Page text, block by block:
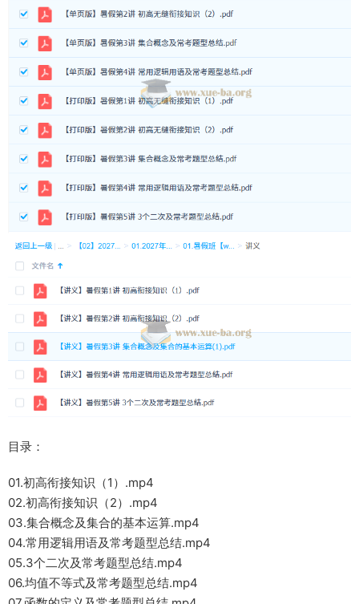
目录：
01.初高衔接知识（1）.mp4
02.初高衔接知识（2）.mp4
03.集合概念及集合的基本运算.mp4
04.常用逻辑用语及常考题型总结.mp4
05.3个二次及常考题型总结.mp4
06.均值不等式及常考题型总结.mp4